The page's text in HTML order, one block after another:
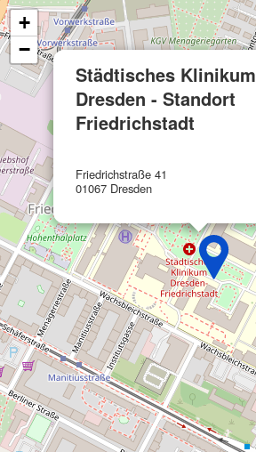
Städtisches Klinikum
Dresden - Standort
Friedrichstadt
Friedrichstraße 41
01067 Dresden
+
−
Funktional
Werbung